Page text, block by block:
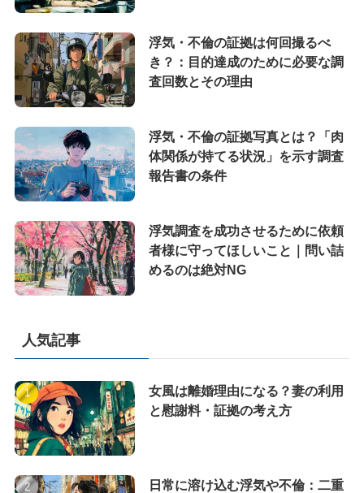
浮気・不倫の証拠は何回撮るべ
き？：目的達成のために必要な調
査回数とその理由
浮気・不倫の証拠写真とは？「肉
体関係が持てる状況」を示す調査
報告書の条件
浮気調査を成功させるために依頼
者様に守ってほしいこと｜問い詰
めるのは絶対NG
人気記事
女風は離婚理由になる？妻の利用
と慰謝料・証拠の考え方
日常に溶け込む浮気や不倫：二重